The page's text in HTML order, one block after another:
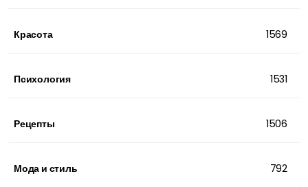
Красота 1569
Психология 1531
Рецепты 1506
Мода и стиль 792